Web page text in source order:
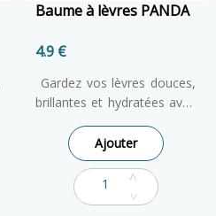
Baume à lèvres PANDA
4.9 €
Gardez vos lèvres douces,
brillantes et hydratées avec
cet adorable baume à
lèvres Panda en stick. Il
hydrate et rafraîchit les
lèvres en en seul passage
Ajouter